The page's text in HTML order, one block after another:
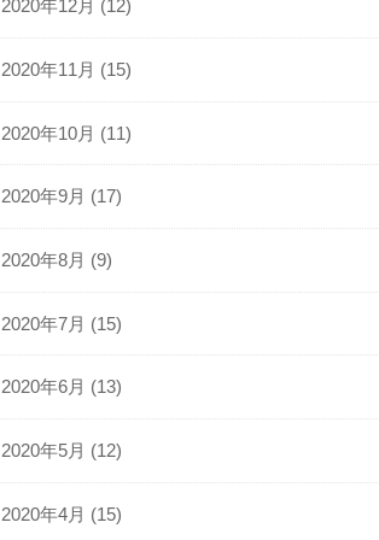
2020年12月 (12)
2020年11月 (15)
2020年10月 (11)
2020年9月 (17)
2020年8月 (9)
2020年7月 (15)
2020年6月 (13)
2020年5月 (12)
2020年4月 (15)